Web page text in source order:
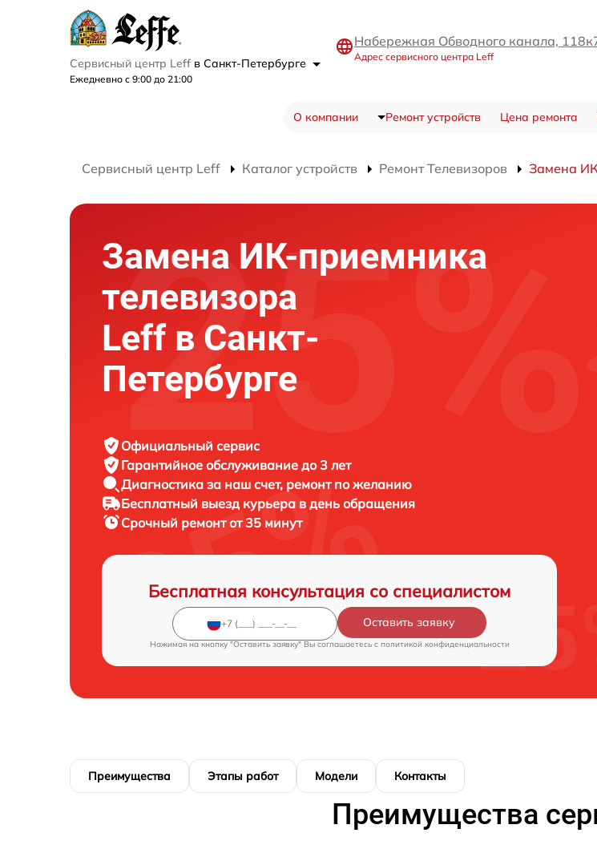
Сервисный центр Leff в Санкт-Петербурге
Ежедневно с 9:00 до 21:00
Набережная Обводного канала,
Адрес сервисного центра Leff
О компании Ремонт устройств Цена ремонта
Сервисный центр Leff Каталог устройств Ремонт Телевизоров Замена
Замена ИК-приемника
телевизора
Leff в Санкт-
Петербурге
Официальный сервис
Гарантийное обслуживание до 3 лет
Диагностика за наш счет, ремонт по желанию
Бесплатный выезд курьера в день обращения
Срочный ремонтот 35 минут
Бесплатная консультация со специалистом
Оставить заявку
Нажимая на кнопку "Оставить заявку" Вы соглашаетесь c политикой конфиденциальности
Преимущества Этапы работ Модели Контакты
Преимущества